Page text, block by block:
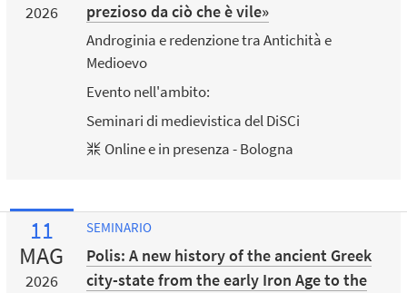
2026 prezioso da ciò che è vile»
Androginia e redenzione tra Antichità e
Medioevo
Evento nell'ambito:
Seminari di medievistica del DiSCi
Online e in presenza - Bologna
11
MAG
2026
SEMINARIO
Polis: A new history of the ancient Greek
city-state from the early Iron Age to the